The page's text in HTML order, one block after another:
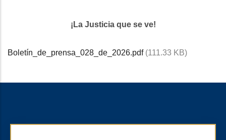
¡La Justicia que se ve!
Boletín_de_prensa_028_de_2026.pdf (111.33 KB)